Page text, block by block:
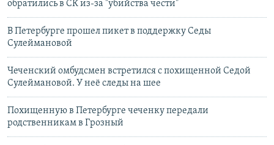
обратились в СК из-за "убийства чести"
В Петербурге прошел пикет в поддержку Седы
Сулеймановой
Чеченский омбудсмен встретился с похищенной Седой
Сулеймановой. У неё следы на шее
Похищенную в Петербурге чеченку передали
родственникам в Грозный